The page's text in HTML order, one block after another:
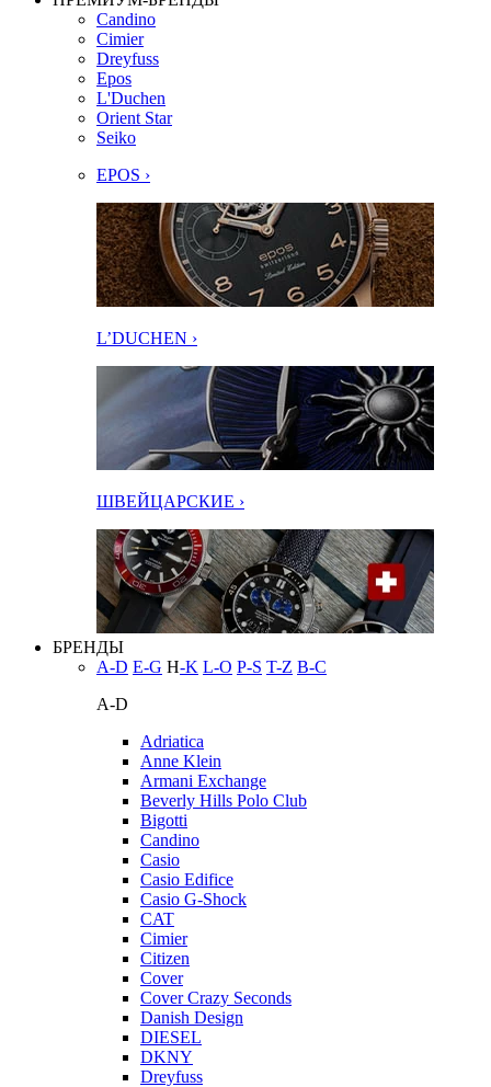
Candino
Cimier
Dreyfuss
Epos
L'Duchen
Orient Star
Seiko
EPOS ›
L’DUCHEN ›
ШВЕЙЦАРСКИЕ ›
БРЕНДЫ
A-D E-G H-K L-O P-S T-Z В-С
A-D
Adriatica
Anne Klein
Armani Exchange
Beverly Hills Polo Club
Bigotti
Candino
Casio
Casio Edifice
Casio G-Shock
CAT
Cimier
Citizen
Cover
Cover Crazy Seconds
Danish Design
DIESEL
DKNY
Dreyfuss